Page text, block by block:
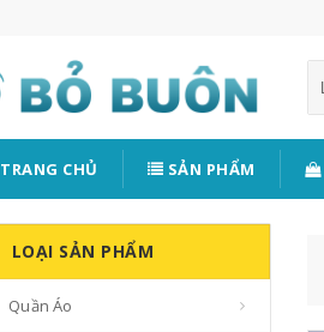
TRANG CHỦ SẢN PHẨM
LOẠI SẢN PHẨM
Quần Áo